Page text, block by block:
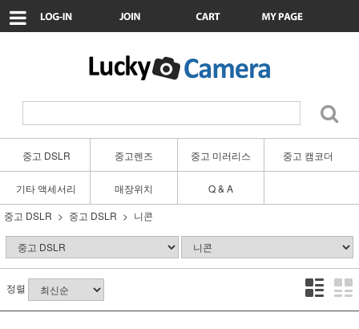
중고 DSLR 중고렌즈 중고 미러리스 중고 캠코더
기타 액세서리 매장위치
Q & A
중고 DSLR
중고 DSLR 니콘
정렬